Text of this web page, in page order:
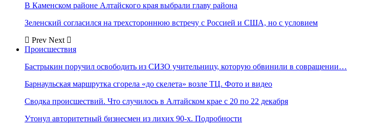
В Каменском районе Алтайского края выбрали главу района
Зеленский согласился на трехстороннюю встречу с Россией и США, но с условием
Prev Next
Происшествия
Бастрыкин поручил освободить из СИЗО учительницу, которую обвинили в совращении…
Барнаульская маршрутка сгорела «до скелета» возле ТЦ. Фото и видео
Сводка происшествий. Что случилось в Алтайском крае с 20 по 22 декабря
Утонул авторитетный бизнесмен из лихих 90-х. Подробности